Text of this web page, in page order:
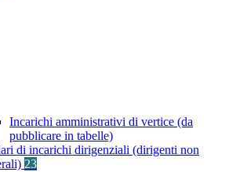
Incarichi amministrativi di vertice (da
pubblicare in tabelle)
di incarichi dirigenziali (dirigenti non
23